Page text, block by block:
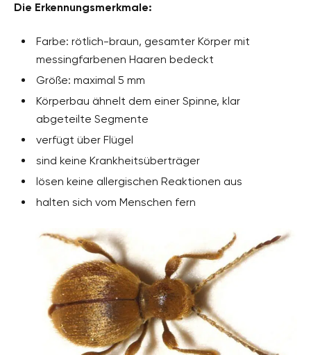
Die Erkennungsmerkmale:
Farbe: rötlich-braun, gesamter Körper mit
messingfarbenen Haaren bedeckt
Größe: maximal 5 mm
Körperbau ähnelt dem einer Spinne, klar
abgeteilte Segmente
verfügt über Flügel
sind keine Krankheitsüberträger
lösen keine allergischen Reaktionen aus
halten sich vom Menschen fern